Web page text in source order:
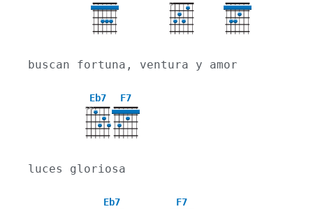
X
buscan fortuna, ventura y amor
Eb7
XX
F7
luces gloriosa
Eb7 F7